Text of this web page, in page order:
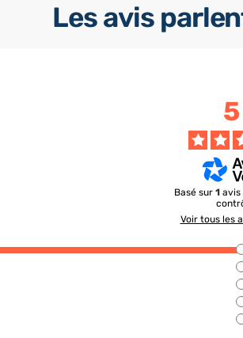
Les avis
Basé sur 1 avis
Voir tous les